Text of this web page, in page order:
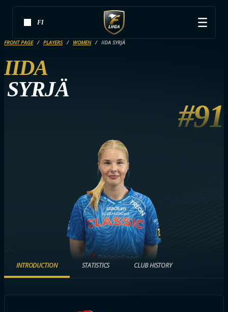
FI
FRONT PAGE PLAYERS WOMEN IIDA SYRJÄ
IIDA
SYRJÄ
#91
INTRODUCTION STATISTICS CLUB HISTORY